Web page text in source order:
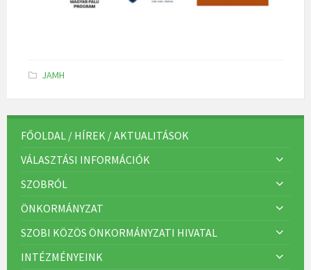
K
r
i
k
JAMH
FŐOLDAL / HÍREK / AKTUALITÁSOK
VÁLASZTÁSI INFORMÁCIÓK
SZOBRÓL
ÖNKORMÁNYZAT
SZOBI KÖZÖS ÖNKORMÁNYZATI HIVATAL
INTÉZMÉNYEINK